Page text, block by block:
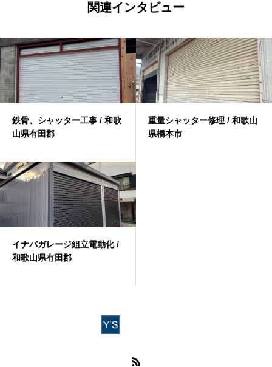
関連インタビュー
鉄骨、シャッター工事 / 和歌
山県有田郡
重量シャッター修理 / 和歌山
県橋本市
イナバガレージ組立電動化 /
和歌山県有田郡